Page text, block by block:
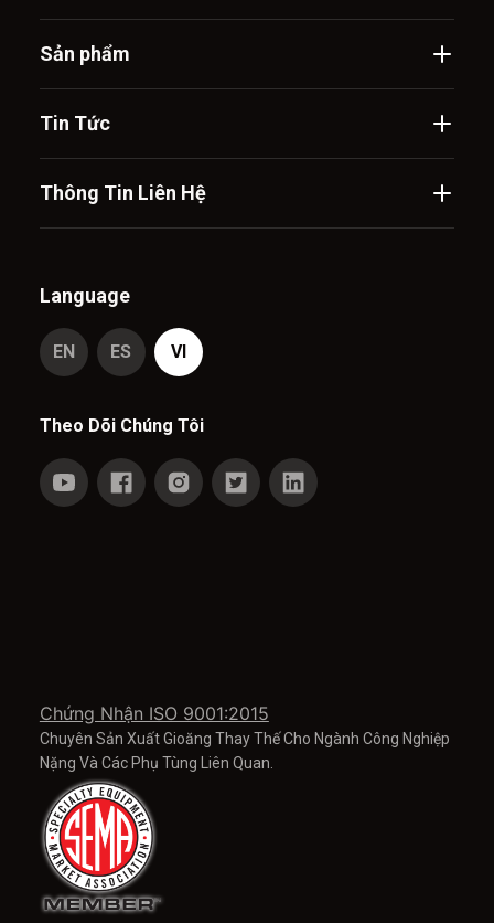
Sản phẩm
Tin Tức
Thông Tin Liên Hệ
Chứng Nhận ISO 9001:2015
Chuyên Sản Xuất Gioăng Thay Thế Cho Ngành Công Nghiệp
Nặng Và Các Phụ Tùng Liên Quan.
Language
EN ES VI
Theo Dõi Chúng Tôi